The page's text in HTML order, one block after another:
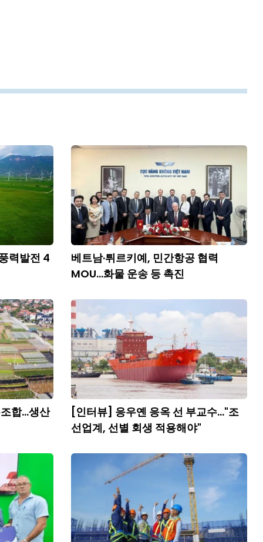
력발전 4
베트남·튀르키예, 민간항공 협력
MOU...화물 운송 등 촉진
합...생산
[인터뷰] 응우옌 응옥 선 부교수..."조
선업계, 선별 회생 적용해야"